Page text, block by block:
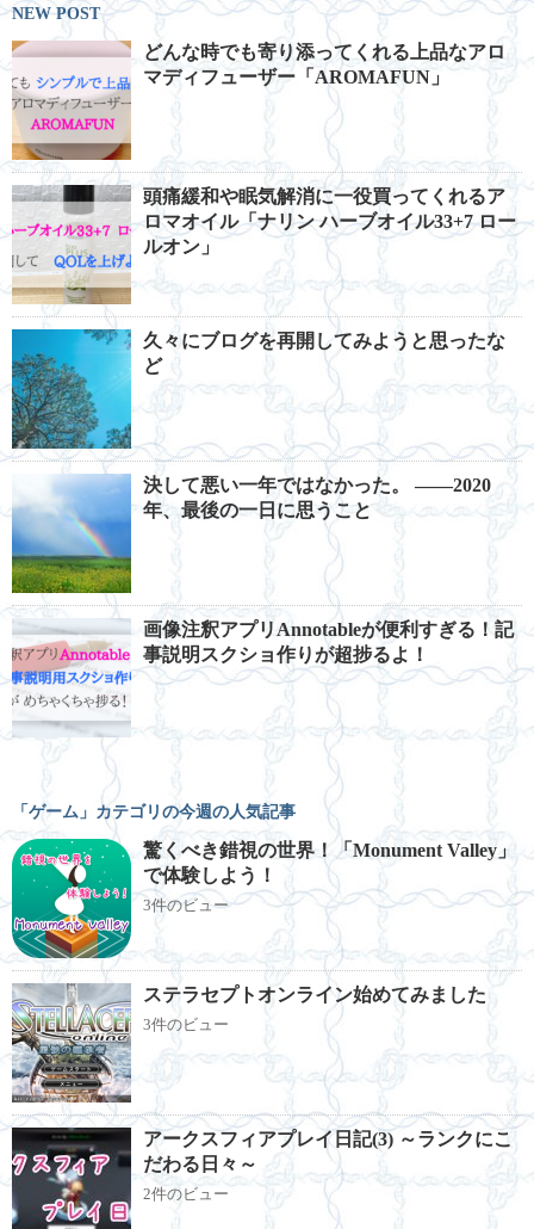
NEW POST
どんな時でも寄り添ってくれる上品なアロ
マディフューザー「AROMAFUN」
頭痛緩和や眠気解消に一役買ってくれるア
ロマオイル「ナリン ハーブオイル33+7 ロー
ルオン」
久々にブログを再開してみようと思ったな
ど
決して悪い一年ではなかった。 ――2020
年、最後の一日に思うこと
画像注釈アプリAnnotableが便利すぎる！記
事説明スクショ作りが超捗るよ！
「ゲーム」カテゴリの今週の人気記事
驚くべき錯視の世界！「Monument Valley」
で体験しよう！
3件のビュー
ステラセプトオンライン始めてみました
3件のビュー
アークスフィアプレイ日記(3) ～ランクにこ
だわる日々～
2件のビュー